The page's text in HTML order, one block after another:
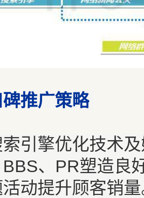
碑推广策略
擎优化技术及
、PR塑造良
动提升顾客销